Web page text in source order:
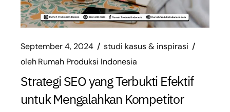
September 4, 2024
studi kasus & inspirasi
olehRumah Produksi Indonesia
Strategi SEO yang Terbukti Efektif
untuk Mengalahkan Kompetitor